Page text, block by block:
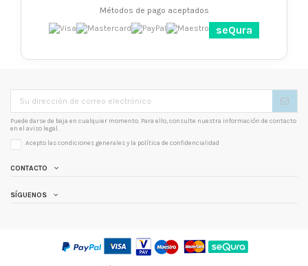
Métodos de pago aceptados
seQura
Puede darse de baja en cualquier momento. Para ello, consulte nuestra información de contacto
en el aviso legal.
Acepto las condiciones generales y la política de confidencialidad
CONTACTO
SÍGUENOS